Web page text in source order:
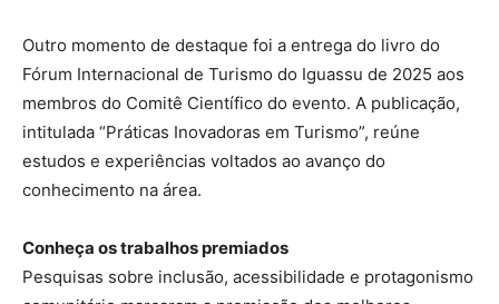
Outro momento de destaque foi a entrega do livro do
Fórum Internacional de Turismo do Iguassu de 2025 aos
membros do Comitê Científico do evento. A publicação,
intitulada “Práticas Inovadoras em Turismo”, reúne
estudos e experiências voltados ao avanço do
conhecimento na área.
Conheça os trabalhos premiados
Pesquisas sobre inclusão, acessibilidade e protagonismo